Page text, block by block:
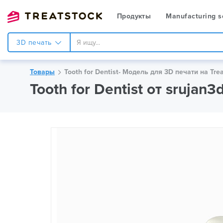
Продукты Manufacturing
3D печать
Товары Tooth for Dentist- Модель для 3D печати на
Tooth for Dentist от